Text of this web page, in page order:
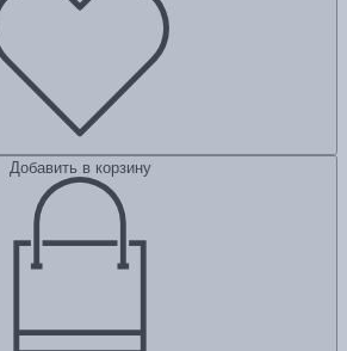
Добавить в корзину